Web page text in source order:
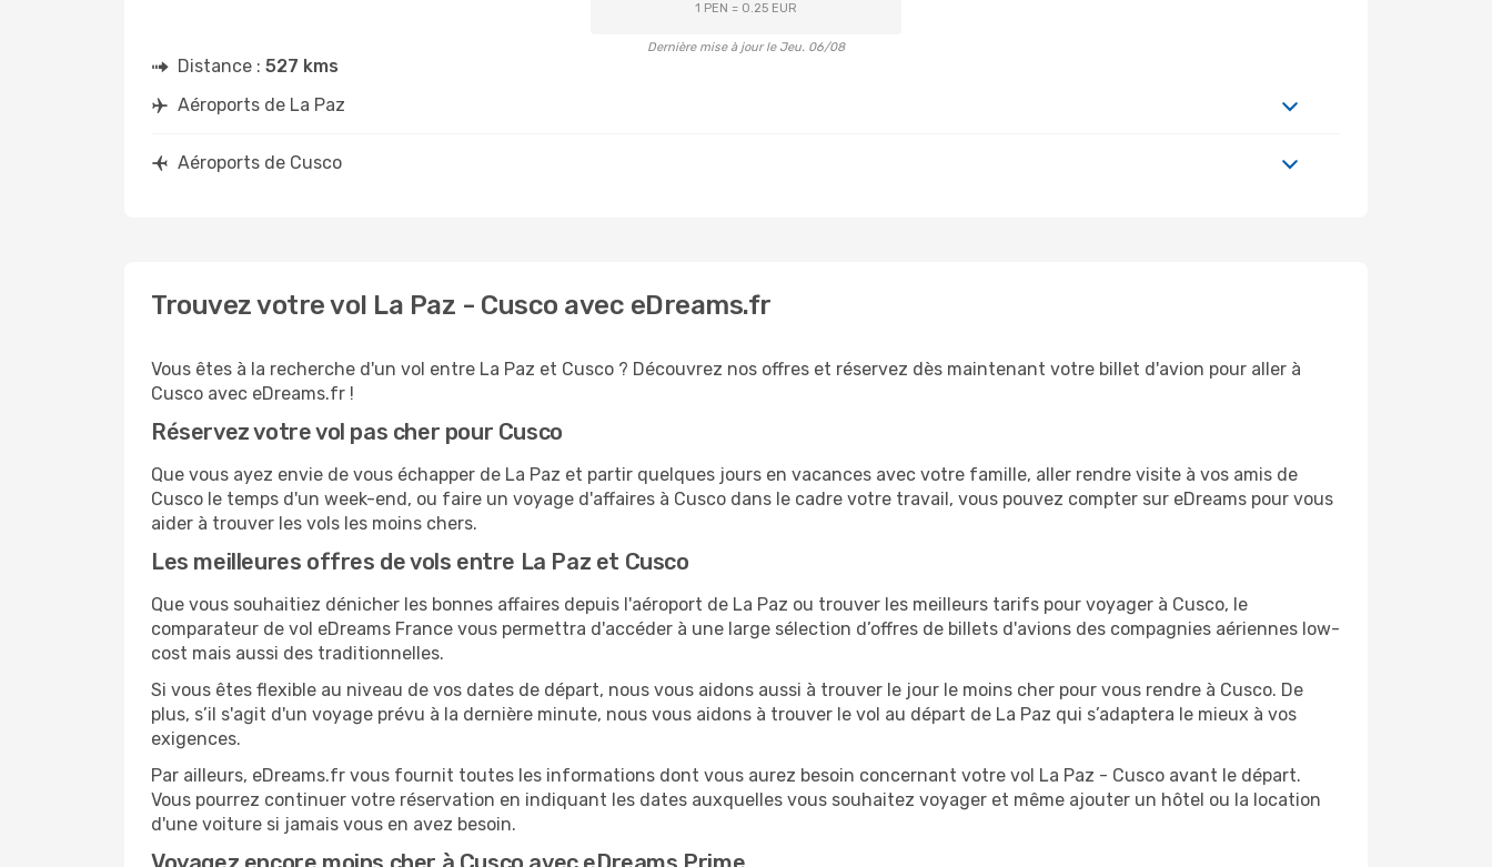
1 PEN = 0.25 EUR
Dernière mise à jour le Jeu. 06/08
Distance : 527 kms
Aéroports de La Paz
Aéroports de Cusco
Trouvez votre vol La Paz - Cusco avec eDreams.fr
Vous êtes à la recherche d'un vol entre La Paz et Cusco ? Découvrez nos offres et réservez dès maintenant votre billet d'avion pour aller à
Cusco avec eDreams.fr !
Réservez votre vol pas cher pour Cusco
Que vous ayez envie de vous échapper de La Paz et partir quelques jours en vacances avec votre famille, aller rendre visite à vos amis de
Cusco le temps d'un week-end, ou faire un voyage d'affaires à Cusco dans le cadre votre travail, vous pouvez compter sur eDreams pour vous
aider à trouver les vols les moins chers.
Les meilleures offres de vols entre La Paz et Cusco
Que vous souhaitiez dénicher les bonnes affaires depuis l'aéroport de La Paz ou trouver les meilleurs tarifs pour voyager à Cusco, le
comparateur de vol eDreams France vous permettra d'accéder à une large sélection d’offres de billets d'avions des compagnies aériennes low-
cost mais aussi des traditionnelles.
Si vous êtes flexible au niveau de vos dates de départ, nous vous aidons aussi à trouver le jour le moins cher pour vous rendre à Cusco. De
plus, s’il s'agit d'un voyage prévu à la dernière minute, nous vous aidons à trouver le vol au départ de La Paz qui s’adaptera le mieux à vos
exigences.
Par ailleurs, eDreams.fr vous fournit toutes les informations dont vous aurez besoin concernant votre vol La Paz - Cusco avant le départ.
Vous pourrez continuer votre réservation en indiquant les dates auxquelles vous souhaitez voyager et même ajouter un hôtel ou la location
d'une voiture si jamais vous en avez besoin.